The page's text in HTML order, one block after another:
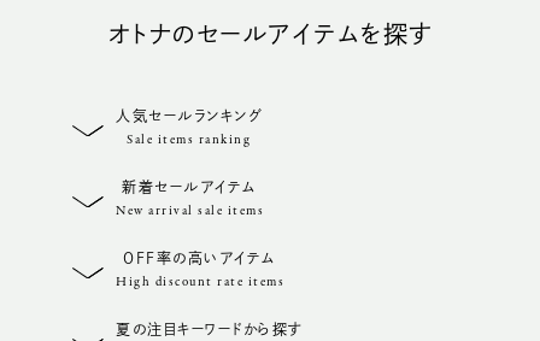
オトナのセールアイテムを探す
人気セールランキング
Sale items ranking
新着セールアイテム
New arrival sale items
OFF率の高いアイテム
High discount rate items
夏の注目キーワードから探す